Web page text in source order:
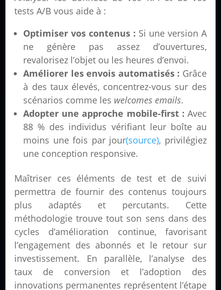
tests A/B vous aide à :
Optimiser vos contenus : Si une version A
ne génère pas assez d’ouvertures,
revalorisez l’objet ou les heures d’envoi.
Améliorer les envois automatisés : Grâce
à des taux élevés, concentrez-vous sur des
scénarios comme les welcomes emails.
Adopter une approche mobile-first : Avec
88 % des individus vérifiant leur boîte au
moins une fois par jour(source), privilégiez
une conception responsive.
Maîtriser ces éléments de test et de suivi
permettra de fournir des contenus toujours
plus adaptés et percutants. Cette
méthodologie trouve tout son sens dans des
cycles d’amélioration continue, favorisant
l’engagement des abonnés et le retour sur
investissement. En parallèle, l’analyse des
taux de conversion et l’adoption des
innovations permanentes représentent l’étape